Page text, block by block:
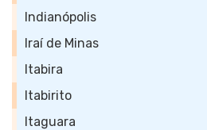
Indianópolis
Iraí de Minas
Itabira
Itabirito
Itaguara